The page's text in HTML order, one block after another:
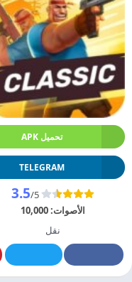
تحميل APK
TELEGRAM
3.5/5
الأصوات:10,000
نقل